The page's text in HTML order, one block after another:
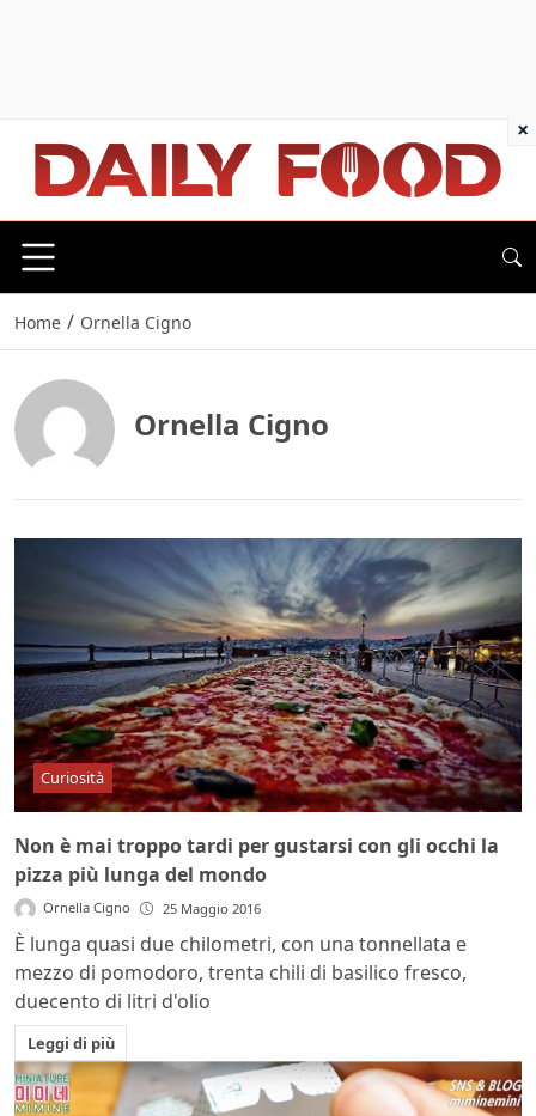
Home / Ornella Cigno
Ornella Cigno
Curiosità
Non è mai troppo tardi per gustarsi con gli occhi la
pizza più lunga del mondo
Ornella Cigno 25 Maggio 2016
È lunga quasi due chilometri, con una tonnellata e
mezzo di pomodoro, trenta chili di basilico fresco,
duecento di litri d'olio
Leggi di più
×